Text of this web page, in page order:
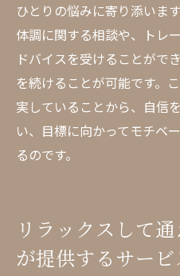
ひとりの悩みに寄り添いま
体調に関する相談や、トレ
ドバイスを受けることがで
を続けることが可能です。
実していることから、自信
い、目標に向かってモチベ
るのです。
リラックスして
が提供するサービ